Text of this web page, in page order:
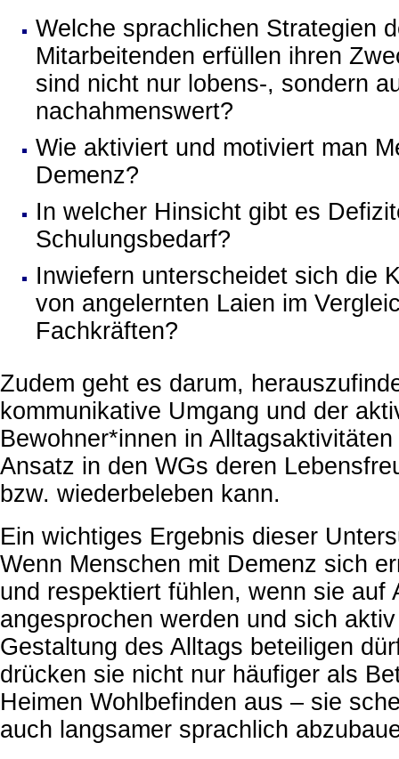
Welche sprachlichen Strategien
Mitarbeitenden erfüllen ihren
sind nicht nur lobens-, sondern
nachahmenswert?
Wie aktiviert und motiviert man
Demenz?
In welcher Hinsicht gibt es
Schulungsbedarf?
Inwiefern unterscheidet sich die
von angelernten Laien im
Fachkräften?
Zudem geht es darum,
kommunikative Umgang und der
Bewohner*innen in
Ansatz in den WGs deren
bzw. wiederbeleben kann.
Ein wichtiges Ergebnis dieser
Wenn Menschen mit Demenz sich
und respektiert fühlen, wenn sie auf
angesprochen werden und sich
Gestaltung des Alltags beteiligen
drücken sie nicht nur häufiger als
Heimen Wohlbefinden aus – sie
auch langsamer sprachlich